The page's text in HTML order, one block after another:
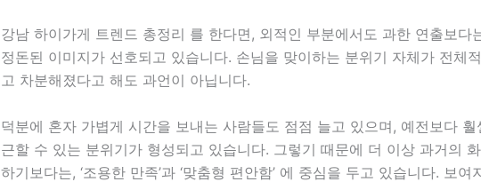
강남 하이가게 트렌드 총정리 를 한다면, 외적인 부분에서도 과한 연출보다
정돈된 이미지가 선호되고 있습니다. 손님을 맞이하는 분위기 자체가 전체
고 차분해졌다고 해도 과언이 아닙니다.
덕분에 혼자 가볍게 시간을 보내는 사람들도 점점 늘고 있으며, 예전보다 훨
근할 수 있는 분위기가 형성되고 있습니다. 그렇기 때문에 더 이상 과거의
하기보다는, ‘조용한 만족’과 ‘맞춤형 편안함’ 에 중심을 두고 있습니다. 보여